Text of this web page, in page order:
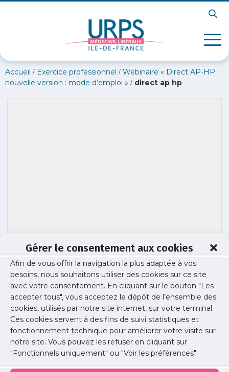
Gérer le consentement aux cookies
Afin de vous offrir la navigation la plus adaptée à vos
besoins, nous souhaitons utiliser des cookies sur ce site
avec votre consentement. En cliquant sur le bouton "Les
accepter tous", vous acceptez le dépôt de l’ensemble des
cookies, utilisés par notre site internet, sur votre terminal.
Ces cookies servent à des fins de suivi statistiques et
fonctionnement technique pour améliorer votre visite sur
notre site. Vous pouvez les refuser en cliquant sur
"Fonctionnels uniquement" ou "Voir les préférences"
Accueil / Exercice professionnel / Webinaire « Direct AP-HP
nouvelle version : mode d’emploi » / direct ap hp
direct ap hp
Publié le : 7 juillet 2026
Partager cet article :